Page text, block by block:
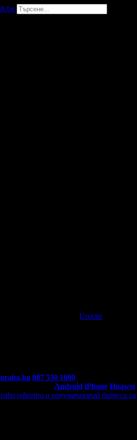
Urocite
087 530 1090
Android iPhone Huawei
оферта и популяризирай бизнеса си